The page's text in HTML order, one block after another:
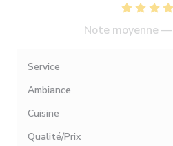
Note moyenne —
Service
Ambiance
Cuisine
Qualité/Prix